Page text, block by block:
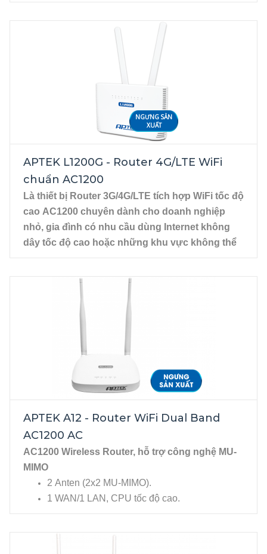
NGƯNG SẢN
XUẤT
APTEK L1200G - Router 4G/LTE WiFi
chuẩn AC1200
Là thiết bị Router 3G/4G/LTE tích hợp WiFi tốc độ
cao AC1200 chuyên dành cho doanh nghiệp
nhỏ, gia đình có nhu cầu dùng Internet không
dây tốc độ cao hoặc những khu vực không thể
1 x cổng Gigabit Ethernet WAN, RJ-45.
APTEK A12 - Router WiFi Dual Band
AC1200 AC
AC1200 Wireless Router, hỗ trợ công nghệ MU-
MIMO
2 Anten (2x2 MU-MIMO).
1 WAN/1 LAN, CPU tốc độ cao.